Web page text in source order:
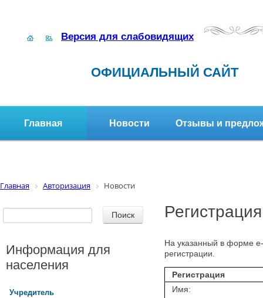
Версия для слабовидящих
ОФИЦИАЛЬНЫЙ САЙТ
Главная Новости Отзывы и
Главная Авторизация Новости
Регистрация
На указанный в форме
регистрации.
Регистрация
Имя:
Информация для
населения
Учредитель